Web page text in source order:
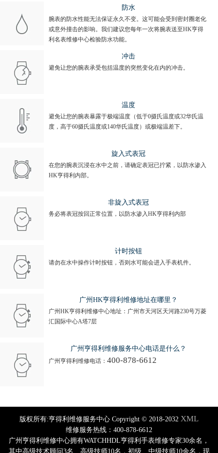
防水
腕表的防水性能无法保证永久不变。这可能会受到密封圈老化
或意外撞击的影响。我们建议您每年一次将腕表送至HK亨得
利名表维修中心检验防水功能。
冲击
避免让您的腕表承受包括温度的突然变化在内的冲击。
温度
避免让您的腕表暴露于极端温度（低于0摄氏温度或32华氏温
度，高于60摄氏温度或140华氏温度）或极端温差下。
旋入式表冠
在您的腕表沉浸在水中之前，请确定表冠已拧紧，以防水渗入
HK亨得利内部。
非旋入式表冠
务必将表冠按回正常位置，以防水渗入HK亨得利内部
计时按钮
请勿在水中操作计时按钮，否则水可能会进入手表机件。
广州HK亨得利维修地址在哪里？
广州HK亨得利维修中心地址：广州市天河区天河路230号万菱
汇国际中心A塔7层
广州亨得利维修服务中心电话是什么？
广州亨得利维修电话： 400-878-6612
版权所有:亨得利维修服务中心 Copyright © 2018-2032 XML
维修服务热线：400-878-6612
广州亨得利维修中心拥有WATCHHDL亨得利手表维修专家30余名，
其中高级技术顾问3名、高级技师10名，初级、中级技师10余名，现